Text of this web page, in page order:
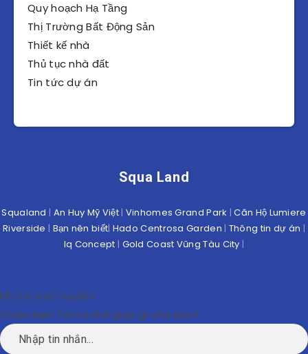
Quy hoạch Hạ Tầng
Thị Trường Bất Động Sản
Thiết kế nhà
Thủ tục nhà đất
Tin tức dự án
Squa Land
Squaland | An Huy Mỹ Việt | Vinhomes Grand Park |Căn Hộ Lumiere
Riverside | Bạn nên biết| Hado Centrosa Garden | Thông tin dự án |
Iq Concept | Gold Coast Vũng Tàu City |
Hỗ trợ trực tuyến×
Chào bạn! Tôi có thể giúp gì cho bạn?